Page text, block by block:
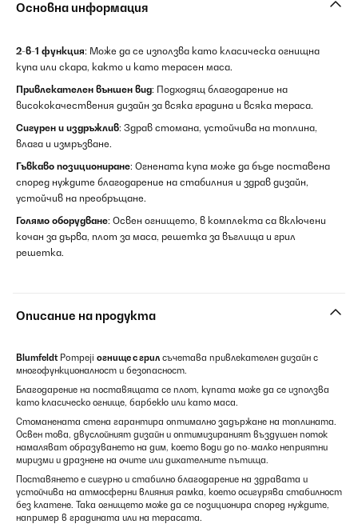
Основна информация
2-в-1 функция: Може да се използва като класическа огнищна
купа или скара, както и като терасен маса.
Привлекателен външен вид: Подходящ благодарение на
висококачествения дизайн за всяка градина и всяка тераса.
Сигурен и издръжлив: Здрав стомана, устойчива на топлина,
влага и измръзване.
Гъвкаво позициониране: Огнената купа може да бъде поставена
според нуждите благодарение на стабилния и здрав дизайн,
устойчив на преобръщане.
Голямо оборудване: Освен огнището, в комплекта са включени
кочан за дърва, плот за маса, решетка за въглища и грил
решетка.
Описание на продукта
BlumfeldtPompeji огнище с грил съчетава привлекателен дизайн с
многофункционалност и безопасност.
Благодарение на поставящата се плот, купата може да се използва
като класическо огнище, барбекю или като маса.
Стоманената стена гарантира оптимално задържане на топлината.
Освен това, двуслойният дизайн и оптимизираният въздушен поток
намаляват образуването на дим, което води до по-малко неприятни
миризми и дразнене на очите или дихателните пътища.
Поставянето е сигурно и стабилно благодарение на здравата и
устойчива на атмосферни влияния рамка, което осигурява стабилност
без клатене. Така огнището може да се позиционира според нуждите,
например в градината или на терасата.